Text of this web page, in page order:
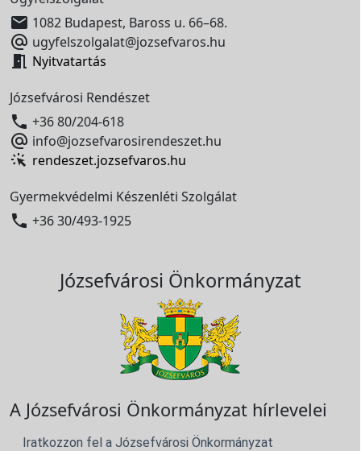
 1082 Budapest, Baross u. 66–68.
 ugyfelszolgalat@jozsefvaros.hu
 Nyitvatartás
Józsefvárosi Rendészet
 +36 80/204-618
 info@jozsefvarosirendeszet.hu
rendeszet.jozsefvaros.hu
Gyermekvédelmi Készenléti Szolgálat
 +36 30/493-1925
Józsefvárosi Önkormányzat
A Józsefvárosi Önkormányzat hírlevelei
Iratkozzon fel a Józsefvárosi Önkormányzat